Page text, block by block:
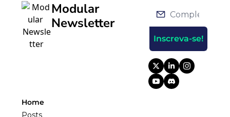
Modular
Newsletter
Inscreva-se!
Home